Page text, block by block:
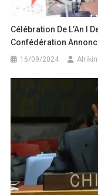
Célébration De L’An I
Confédération
16/09/2024